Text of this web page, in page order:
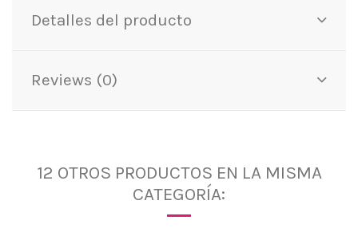
Detalles del producto
Reviews (0)
12 OTROS PRODUCTOS EN LA MISMA
CATEGORÍA: